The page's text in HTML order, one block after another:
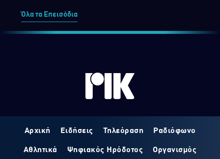
Όλα τα Επεισόδια
Αρχική Ειδήσεις Τηλεόραση Ραδιόφωνο
Αθλητικά Ψηφιακός Ηρόδοτος Οργανισμός